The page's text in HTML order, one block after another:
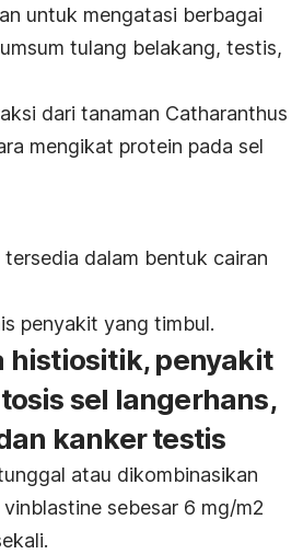
untuk mengatasi berbagai
tulang belakang, testis,
dari tanaman Catharanthus
mengikat protein pada sel
tersedia dalam bentuk cairan
penyakit yang timbul.
histiositik, penyakit
sel langerhans,
kanker testis
atau dikombinasikan
vinblastine sebesar 6 mg/m2